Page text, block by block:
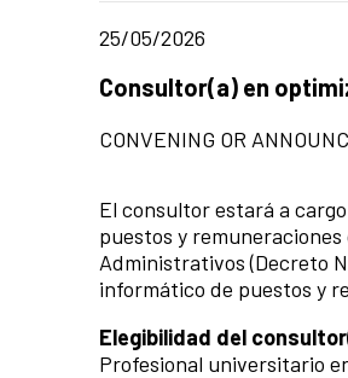
Date of publication of the
25/05/2026
Title of the
Consultor(a) en
CONVENING OR
El consultor estará a
puestos y
Administrativos (Decreto
informático de puestos y
Elegibilidad del
Profesional universitario